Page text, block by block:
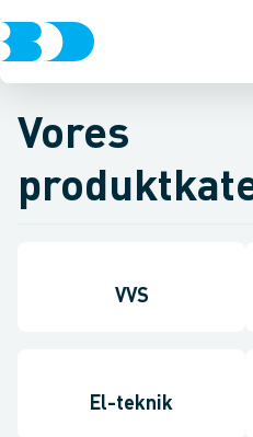
Vores
VVS
El-teknik